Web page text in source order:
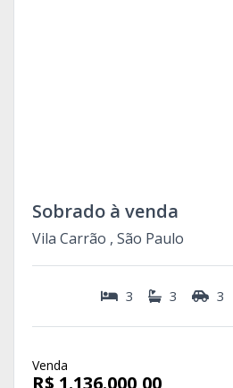
Sobrado à venda
Vila Carrão , São Paulo
3 3 3
Venda
R$ 1.136.000,00